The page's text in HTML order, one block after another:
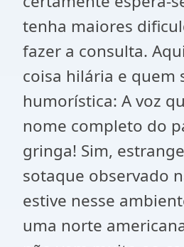
tenha maiores
fazer a consulta.
coisa hilária e quem
humorística: A voz
nome completo do
gringa! Sim,
sotaque observado
estive nesse
uma norte